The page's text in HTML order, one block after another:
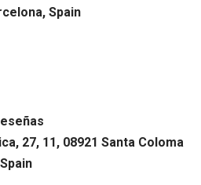
Spain
27, 11, 08921 Santa Coloma